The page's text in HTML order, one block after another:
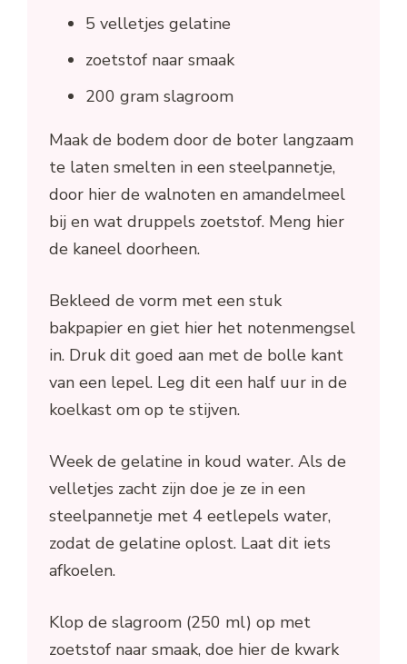
5 velletjes gelatine
zoetstof naar smaak
200 gram slagroom
Maak de bodem door de boter langzaam
te laten smelten in een steelpannetje,
door hier de walnoten en amandelmeel
bij en wat druppels zoetstof. Meng hier
de kaneel doorheen.
Bekleed de vorm met een stuk
bakpapier en giet hier het notenmengsel
in. Druk dit goed aan met de bolle kant
van een lepel. Leg dit een half uur in de
koelkast om op te stijven.
Week de gelatine in koud water. Als de
velletjes zacht zijn doe je ze in een
steelpannetje met 4 eetlepels water,
zodat de gelatine oplost. Laat dit iets
afkoelen.
Klop de slagroom (250 ml) op met
zoetstof naar smaak, doe hier de kwark